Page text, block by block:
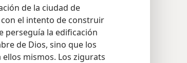
de la ciudad de
el intento de construir
perseguía la edificación
de Dios, sino que los
mismos. Los zigurats